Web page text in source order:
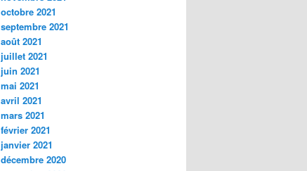
octobre 2021
septembre 2021
août 2021
juillet 2021
juin 2021
mai 2021
avril 2021
mars 2021
février 2021
janvier 2021
décembre 2020